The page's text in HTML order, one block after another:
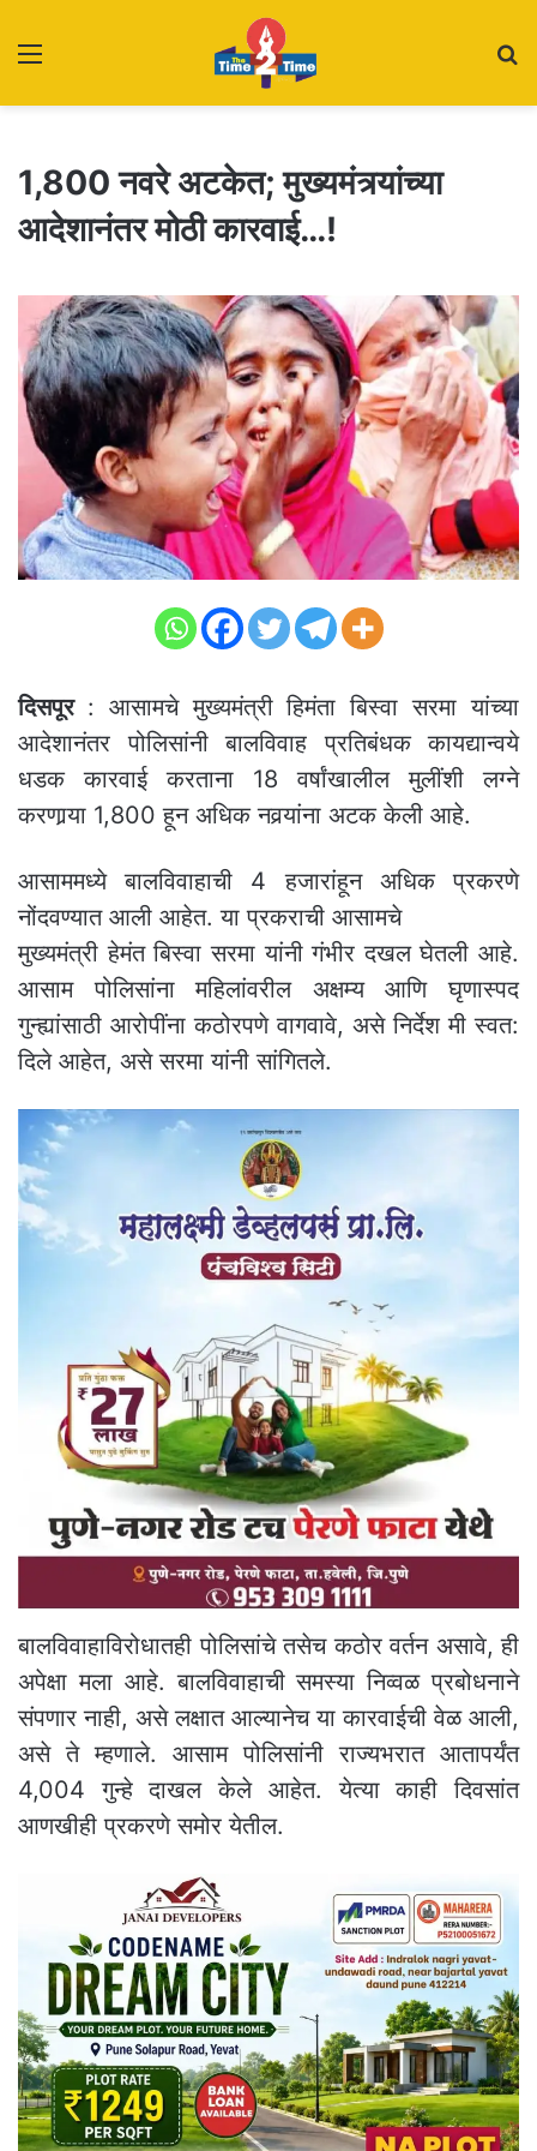
1,800 नवरे अटकेत; मुख्यमंत्र्यांच्या
आदेशानंतर मोठी कारवाई…!
दिसपूर : आसामचे मुख्यमंत्री हिमंता बिस्वा सरमा यांच्या
आदेशानंतर पोलिसांनी बालविवाह प्रतिबंधक कायद्यान्वये
धडक कारवाई करताना 18 वर्षांखालील मुलींशी लग्ने
करणार्‍या 1,800 हून अधिक नवर्‍यांना अटक केली आहे.
आसाममध्ये बालविवाहाची 4 हजारांहून अधिक प्रकरणे
नोंदवण्यात आली आहेत. या प्रकराची आसामचे
मुख्यमंत्री हेमंत बिस्वा सरमा यांनी गंभीर दखल घेतली आहे.
आसाम पोलिसांना महिलांवरील अक्षम्य आणि घृणास्पद
गुन्ह्यांसाठी आरोपींना कठोरपणे वागवावे, असे निर्देश मी स्वत:
दिले आहेत, असे सरमा यांनी सांगितले.
बालविवाहाविरोधातही पोलिसांचे तसेच कठोर वर्तन असावे, ही
अपेक्षा मला आहे. बालविवाहाची समस्या निव्वळ प्रबोधनाने
संपणार नाही, असे लक्षात आल्यानेच या कारवाईची वेळ आली,
असे ते म्हणाले. आसाम पोलिसांनी राज्यभरात आतापर्यंत
4,004 गुन्हे दाखल केले आहेत. येत्या काही दिवसांत
आणखीही प्रकरणे समोर येतील.